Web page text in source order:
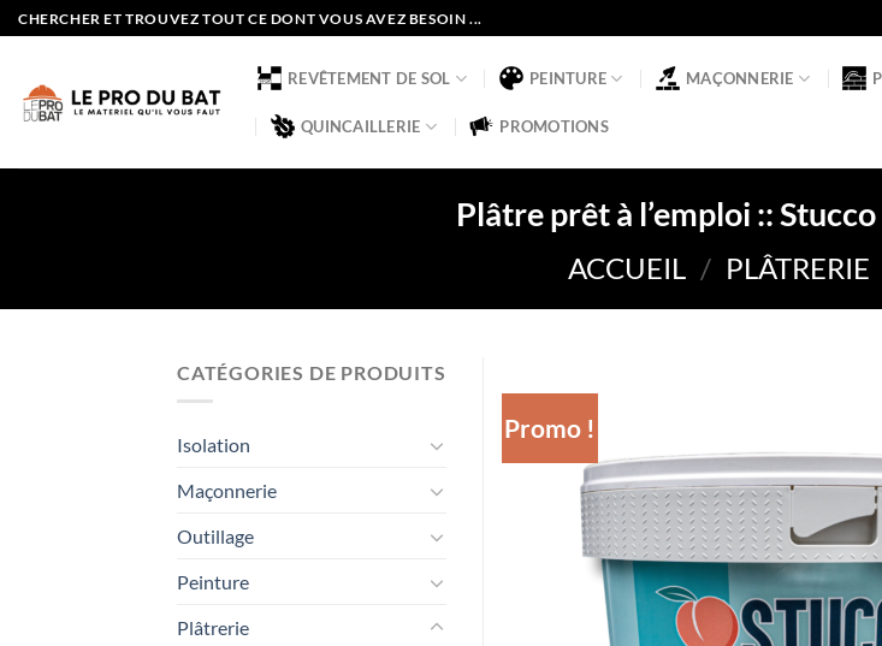
Passer
au
CHERCHER ET TROUVEZ TOUT CE DONT VOUS AVEZ BESOIN ...
REVÊTEMENT DE SOL PEINTURE MAÇONNERIE
QUINCAILLERIE PROMOTIONS
Plâtre prêt à l’emploi ::
ACCUEIL / PLÂTRERIE
Promo !
CATÉGORIES DE PRODUITS
Isolation
Maçonnerie
Outillage
Peinture
Plâtrerie